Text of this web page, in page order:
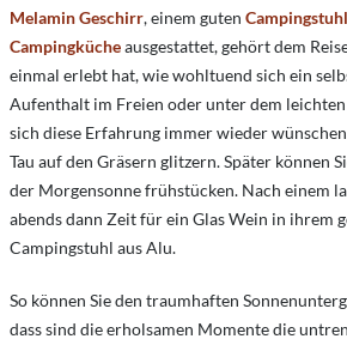
Melamin Geschirr, einem guten Campingstuhl
Campingkücheausgestattet, gehört dem
einmal erlebt hat, wie wohltuend sich ein
Aufenthalt im Freien oder unter dem
sich diese Erfahrung immer wieder
Tau auf den Gräsern glitzern. Später können
der Morgensonne frühstücken. Nach einem
abends dann Zeit für ein Glas Wein in ihrem
Campingstuhl aus Alu.
So können Sie den traumhaften
dass sind die erholsamen Momente die